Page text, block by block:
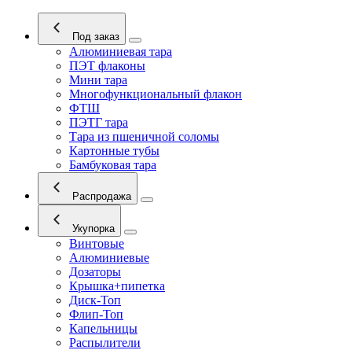
Под заказ
Алюминиевая тара
ПЭТ флаконы
Мини тара
Многофункциональный флакон
ФТШ
ПЭТГ тара
Тара из пшеничной соломы
Картонные тубы
Бамбуковая тара
Распродажа
Укупорка
Винтовые
Алюминиевые
Дозаторы
Крышка+пипетка
Диск-Топ
Флип-Топ
Капельницы
Распылители